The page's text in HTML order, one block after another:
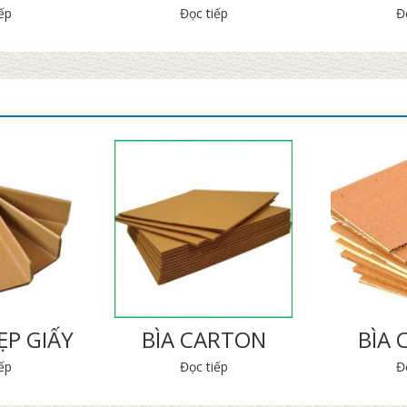
Đọc tiếp
GIẤY BÌA CARTON
Đọc tiếp
BÌA